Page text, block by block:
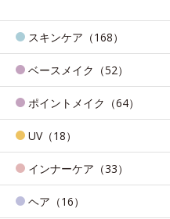
スキンケア（168）
ベースメイク（52）
ポイントメイク（64）
UV（18）
インナーケア（33）
ヘア（16）